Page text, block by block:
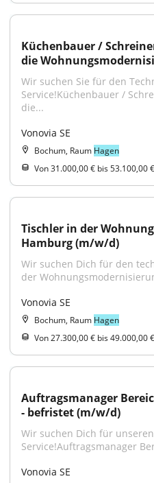
Küchenbauer /
die
Wir suchen Sie für den
Service!Küchenbauer /
die...
Vonovia SE
Bochum, Raum Hagen
Von 31.000,00 € bis 53.100,00 €
Tischler in der
Hamburg (m/w/d)
Wir suchen Dich für den
der
Vonovia SE
Bochum, Raum Hagen
Von 27.300,00 € bis 49.000,00 €
Auftragsmanager
- befristet (m/w/d)
Wir suchen Dich für
Service!Auftragsmanager
Vonovia SE